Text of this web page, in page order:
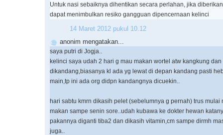
Untuk nasi sebaiknya dihentikan secara perlahan, jika
dapat menimbulkan resiko gangguan dipencernaan kelinci
14 Maret 2012 pukul 10.12
anonim mengatakan...
saya putri di Jogja..
kelinci saya udah 2 hari g mau makan wortel atw kangkung
dikandang,biasanya kl ada yg lewat di depan kandang pasti
main,tp ini ada org didpn kandangnya dicuekin..
hari sabtu kmrn dikasih pelet (sebelumnya g pernah) trus mulai
makan sampe senin sore..udah kubawa ke dokter hewan
pakannya diganti tiba2 dan dikasih vitamin,cm sampe dirmh
juga..